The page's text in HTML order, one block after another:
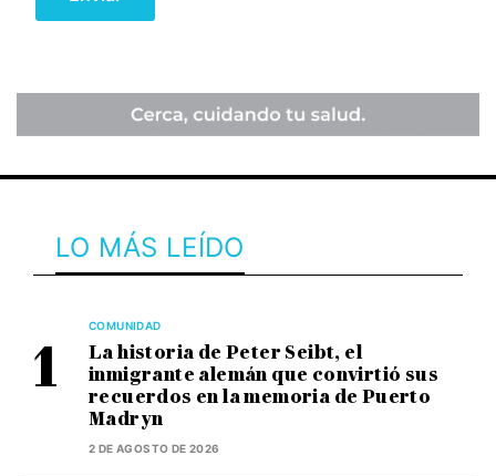
LO MÁS LEÍDO
COMUNIDAD
La historia de Peter Seibt, el
inmigrante alemán que convirtió sus
recuerdos en la memoria de Puerto
Madryn
2 DE AGOSTO DE 2026